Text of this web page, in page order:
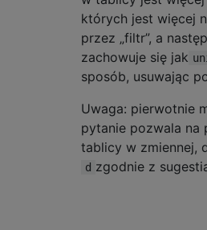
których jest więcej
przez „filtr”, a
zachowuje się jak
sposób, usuwając
Uwaga: pierwotnie
pytanie pozwala na
tablicy w zmiennej,
d zgodnie z